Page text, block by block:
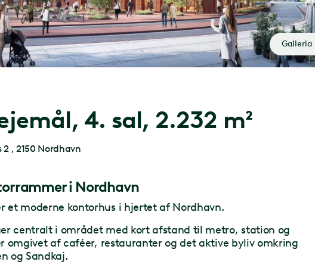
Galleria
4. sal, 2.232 m²
2 , 2150 Nordhavn
i Nordhavn
et moderne kontorhus i hjertet af Nordhavn.
centralt i området med kort afstand til metro, station og
omgivet af caféer, restauranter og det aktive byliv omkring
og Sandkaj.